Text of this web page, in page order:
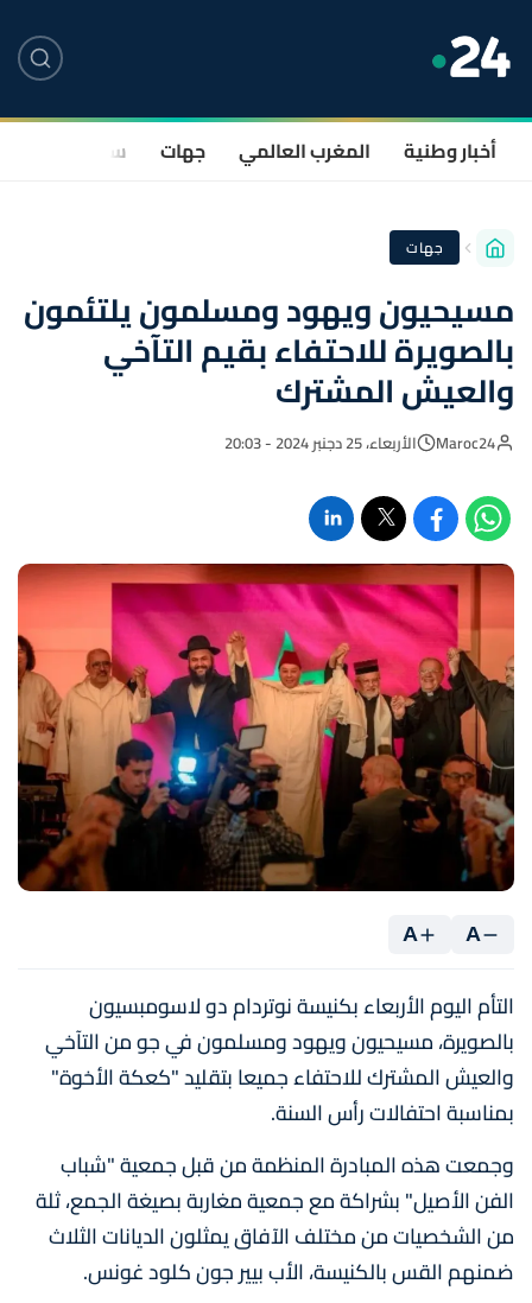
أخبار وطنية المغرب العالمي جهات سياسة
جهات
مسيحيون ويهود ومسلمون يلتئمون
بالصويرة للاحتفاء بقيم التآخي
والعيش المشترك
Maroc24 الأربعاء، 25 دجنبر 2024 - 20:03
A
A
التأم اليوم الأربعاء بكنيسة نوتردام دو لاسومبسيون
بالصويرة، مسيحيون ويهود ومسلمون في جو من التآخي
والعيش المشترك للاحتفاء جميعا بتقليد "كعكة الأخوة"
بمناسبة احتفالات رأس السنة.
وجمعت هذه المبادرة المنظمة من قبل جمعية "شباب
الفن الأصيل" بشراكة مع جمعية مغاربة بصيغة الجمع، ثلة
من الشخصيات من مختلف الآفاق يمثلون الديانات الثلاث
ضمنهم القس بالكنيسة، الأب بيير جون كلود غونس.